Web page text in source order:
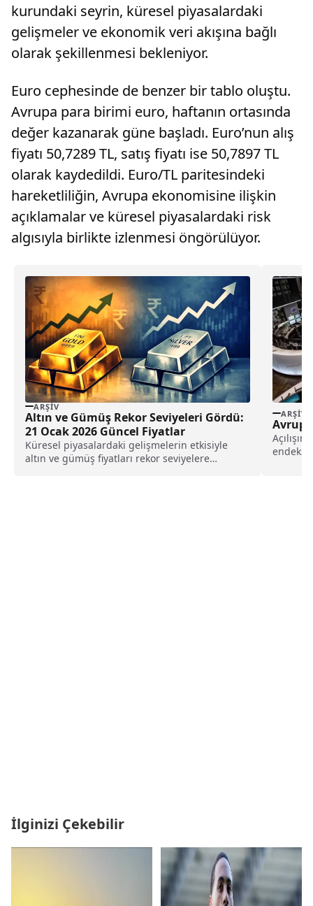
kurundaki seyrin, küresel piyasalardaki
gelişmeler ve ekonomik veri akışına bağlı
olarak şekillenmesi bekleniyor.
Euro cephesinde de benzer bir tablo oluştu.
Avrupa para birimi euro, haftanın ortasında
değer kazanarak güne başladı. Euro’nun alış
fiyatı 50,7289 TL, satış fiyatı ise 50,7897 TL
olarak kaydedildi. Euro/TL paritesindeki
hareketliliğin, Avrupa ekonomisine ilişkin
açıklamalar ve küresel piyasalardaki risk
algısıyla birlikte izlenmesi öngörülüyor.
ARŞIV
Altın ve Gümüş Rekor Seviyeleri Gördü:
21 Ocak 2026 Güncel Fiyatlar
Küresel piyasalardaki gelişmelerin etkisiyle
altın ve gümüş fiyatları rekor seviyelere
ARŞIV
Avrupa
endeksi
İlginizi Çekebilir